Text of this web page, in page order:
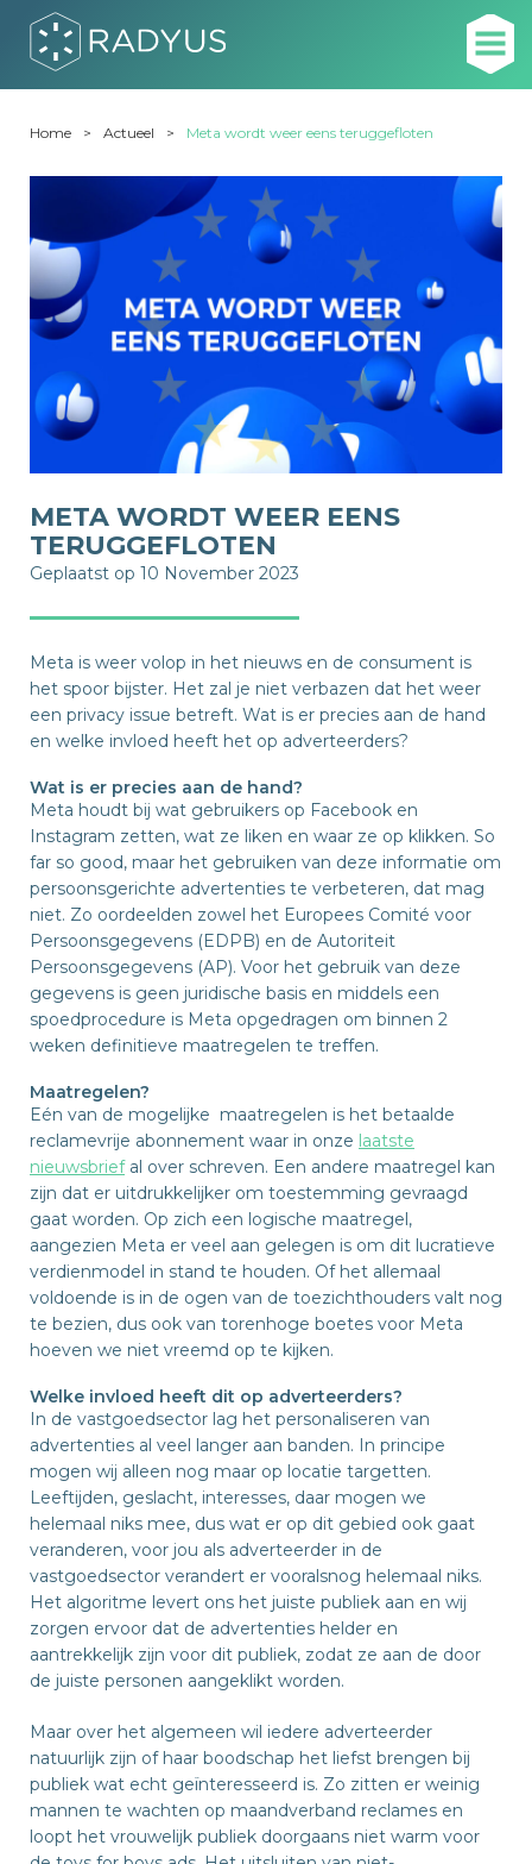
Home Actueel Meta wordt weer eens teruggefloten
META WORDT WEER EENS
TERUGGEFLOTEN
Geplaatst op 10 November 2023
Meta is weer volop in het nieuws en de consument is
het spoor bijster. Het zal je niet verbazen dat het weer
een privacy issue betreft. Wat is er precies aan de hand
en welke invloed heeft het op adverteerders?
Wat is er precies aan de hand?
Meta houdt bij wat gebruikers op Facebook en
Instagram zetten, wat ze liken en waar ze op klikken. So
far so good, maar het gebruiken van deze informatie om
persoonsgerichte advertenties te verbeteren, dat mag
niet. Zo oordeelden zowel het Europees Comité voor
Persoonsgegevens (EDPB) en de Autoriteit
Persoonsgegevens (AP). Voor het gebruik van deze
gegevens is geen juridische basis en middels een
spoedprocedure is Meta opgedragen om binnen 2
weken definitieve maatregelen te treffen.
Maatregelen?
Eén van de mogelijke maatregelen is het betaalde
reclamevrije abonnement waar in onze laatste
nieuwsbriefal over schreven. Een andere maatregel kan
zijn dat er uitdrukkelijker om toestemming gevraagd
gaat worden. Op zich een logische maatregel,
aangezien Meta er veel aan gelegen is om dit lucratieve
verdienmodel in stand te houden. Of het allemaal
voldoende is in de ogen van de toezichthouders valt nog
te bezien, dus ook van torenhoge boetes voor Meta
hoeven we niet vreemd op te kijken.
Welke invloed heeft dit op adverteerders?
In de vastgoedsector lag het personaliseren van
advertenties al veel langer aan banden. In principe
mogen wij alleen nog maar op locatie targetten.
Leeftijden, geslacht, interesses, daar mogen we
helemaal niks mee, dus wat er op dit gebied ook gaat
veranderen, voor jou als adverteerder in de
vastgoedsector verandert er vooralsnog helemaal niks.
Het algoritme levert ons het juiste publiek aan en wij
zorgen ervoor dat de advertenties helder en
aantrekkelijk zijn voor dit publiek, zodat ze aan de door
de juiste personen aangeklikt worden.
Maar over het algemeen wil iedere adverteerder
natuurlijk zijn of haar boodschap het liefst brengen bij
publiek wat echt geïnteresseerd is. Zo zitten er weinig
mannen te wachten op maandverband reclames en
loopt het vrouwelijk publiek doorgaans niet warm voor